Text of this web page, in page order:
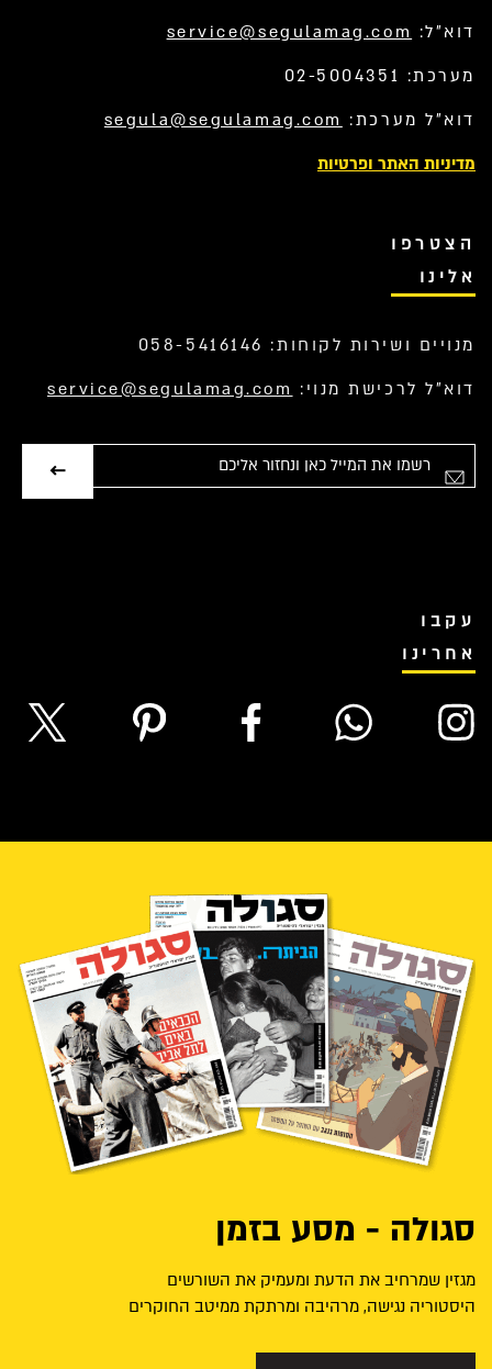
דוא”ל: service@segulamag.com
מערכת: 02-5004351
דוא”ל מערכת: segula@segulamag.com
מדיניות האתר ופרטיות
הצטרפו
אלינו
מנויים ושירות לקוחות: 058-5416146
דוא”ל לרכישת מנוי: service@segulamag.com
עקבו
אחרינו
סגולה - מסע בזמן
מגזין שמרחיב את הדעת ומעמיק את השורשים
היסטוריה נגישה, מרהיבה ומרתקת ממיטב החוקרים